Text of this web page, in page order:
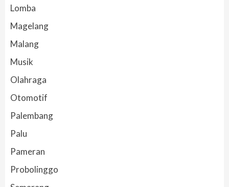
Lomba
Magelang
Malang
Musik
Olahraga
Otomotif
Palembang
Palu
Pameran
Probolinggo